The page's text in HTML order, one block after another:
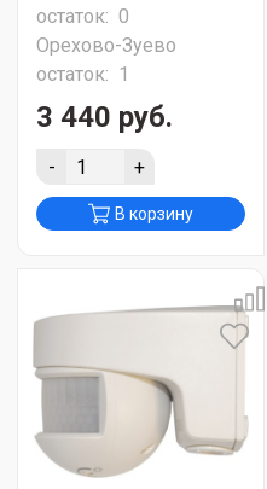
остаток: 0
Орехово-Зуево
остаток: 1
3 440 руб.
- +
В корзину